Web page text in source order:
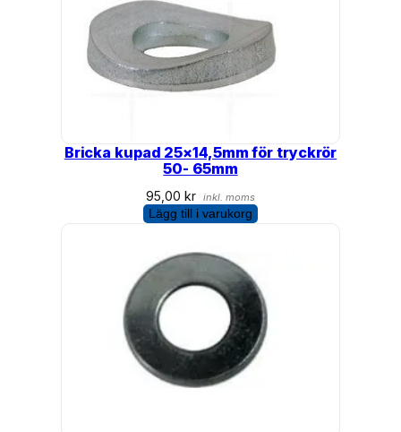
Bricka kupad 25×14,5mm för tryckrör
50- 65mm
95,00 kr inkl. moms
Lägg till i varukorg